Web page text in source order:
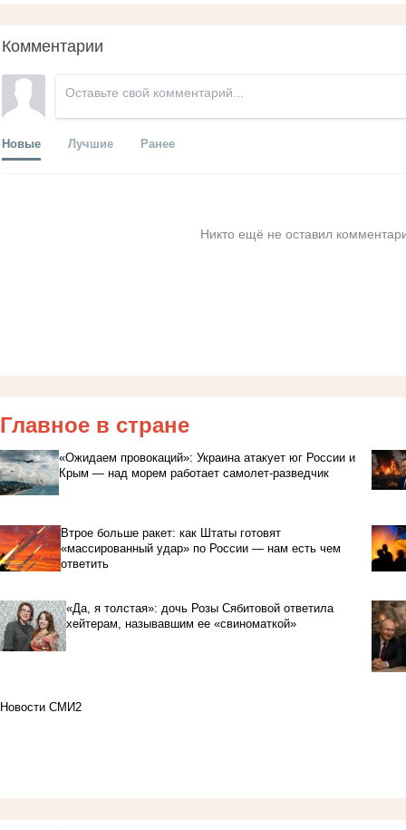
Комментарии
Новые Лучшие Ранее
Никто ещё не оставил
Главное в стране
«Ожидаем провокаций»: Украина атакует юг России и
Крым — над морем работает самолет-разведчик
Втрое больше ракет: как Штаты готовят
«массированный удар» по России — нам есть чем
ответить
«Да, я толстая»: дочь Розы Сябитовой ответила
хейтерам, называвшим ее «свиноматкой»
Новости СМИ2